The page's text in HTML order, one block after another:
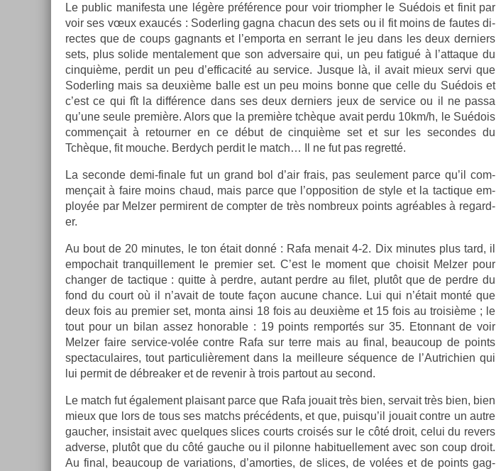
Le pub­lic man­ifes­ta une légère préférence pour voir tri­omph­er le Suédois et finit par
voir ses vœux exaucés : Soderl­ing gagna chacun des sets ou il fit moins de fautes di­
rec­tes que de coups gag­nants et l’em­porta en ser­rant le jeu dans les deux de­rni­ers
sets, plus sol­ide men­tale­ment que son ad­versaire qui, un peu fatigué à l’at­taque du
cin­quiè­me, per­dit un peu d’ef­ficacité au ser­vice. Jus­que là, il avait mieux servi que
Soderl­ing mais sa deuxième balle est un peu moins bonne que celle du Suédois et
c’est ce qui fît la différence dans ses deux de­rni­ers jeux de ser­vice ou il ne passa
qu’une seule première. Alors que la première tchèque avait perdu 10km/h, le Suédois
com­men­çait à re­tourn­er en ce début de cin­quiè­me set et sur les secon­des du
Tchèque, fit mouc­he. Be­rdych per­dit le match… Il ne fut pas re­gretté.
La secon­de demi-finale fut un grand bol d’air frais, pas seule­ment parce qu’il com­
men­çait à faire moins chaud, mais parce que l’op­posi­tion de style et la tac­tique em­
ployée par Melz­er per­mirent de com­pt­er de très nombreux points agréables à re­gard­
er.
Au bout de 20 minutes, le ton était donné : Rafa menait 4-2. Dix minutes plus tard, il
em­poc­hait tran­quil­le­ment le pre­mi­er set. C’est le mo­ment que choisit Melz­er pour
chang­er de tac­tique : quit­te à per­dre, autant per­dre au filet, plutôt que de per­dre du
fond du court où il n’avait de toute façon aucune chan­ce. Lui qui n’était monté que
deux fois au pre­mi­er set, monta ainsi 18 fois au deuxième et 15 fois au troisiè­me ; le
tout pour un bilan assez honor­able : 19 points re­mportés sur 35. Eton­nant de voir
Melz­er faire service-volée con­tre Rafa sur terre mais au final, be­aucoup de points
spec­taculaires, tout par­ticuliè­re­ment dans la meil­leure séqu­ence de l’Aut­richi­en qui
lui per­mit de débreak­er et de re­venir à trois par­tout au second.
Le match fut égale­ment plaisant parce que Rafa jouait très bien, ser­vait très bien, bien
mieux que lors de tous ses matchs précédents, et que, puis­qu’il jouait con­tre un autre
gauch­er, in­sis­tait avec quel­ques slices co­urts croisés sur le côté droit, celui du re­v­ers
ad­verse, plutôt que du côté gauc­he ou il pilon­ne habituel­le­ment avec son coup droit.
Au final, be­aucoup de varia­tions, d’amort­ies, de slices, de volées et de points gag­